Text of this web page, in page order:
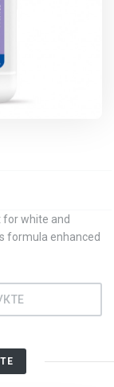
white and
formula enhanced